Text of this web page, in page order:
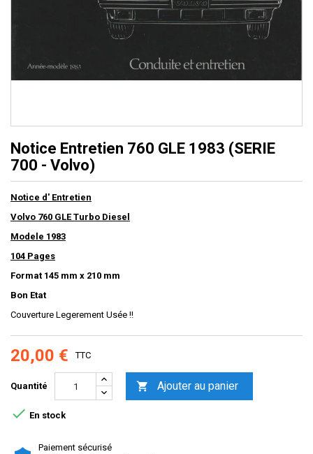
Notice Entretien 760 GLE 1983 (SERIE
700 - Volvo)
Notice d' Entretien
Volvo 760 GLE Turbo Diesel
Modele 1983
104 Pages
Format 145 mm x 210 mm
Bon Etat
Couverture Legerement Usée !!
20,00 € TTC
Quantité  Ajouter au panier
 En stock
Paiement sécurisé